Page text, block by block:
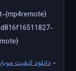
- دانلود کیفیت